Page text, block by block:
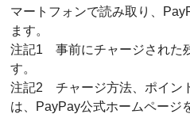
マートフォンで読み取り、
ます。
注記1 事前にチャージされた
す。
注記2 チャージ方法、ポイン
は、PayPay公式ホームページ